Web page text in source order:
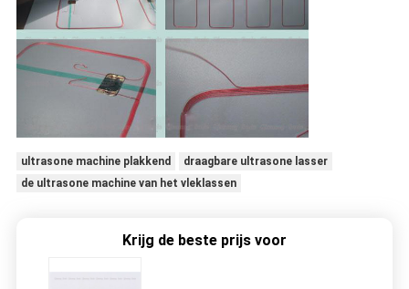
ultrasone machine plakkend
draagbare ultrasone lasser
de ultrasone machine van het vleklassen
Krijg de beste prijs voor